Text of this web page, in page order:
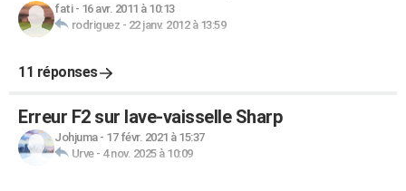
fati- 16 avr. 2011 à 10:13
rodriguez - 22 janv. 2012 à 13:59
11 réponses
Erreur F2 sur lave-vaisselle Sharp
Johjuma- 17 févr. 2021 à 15:37
Urve- 4 nov. 2025 à 10:09